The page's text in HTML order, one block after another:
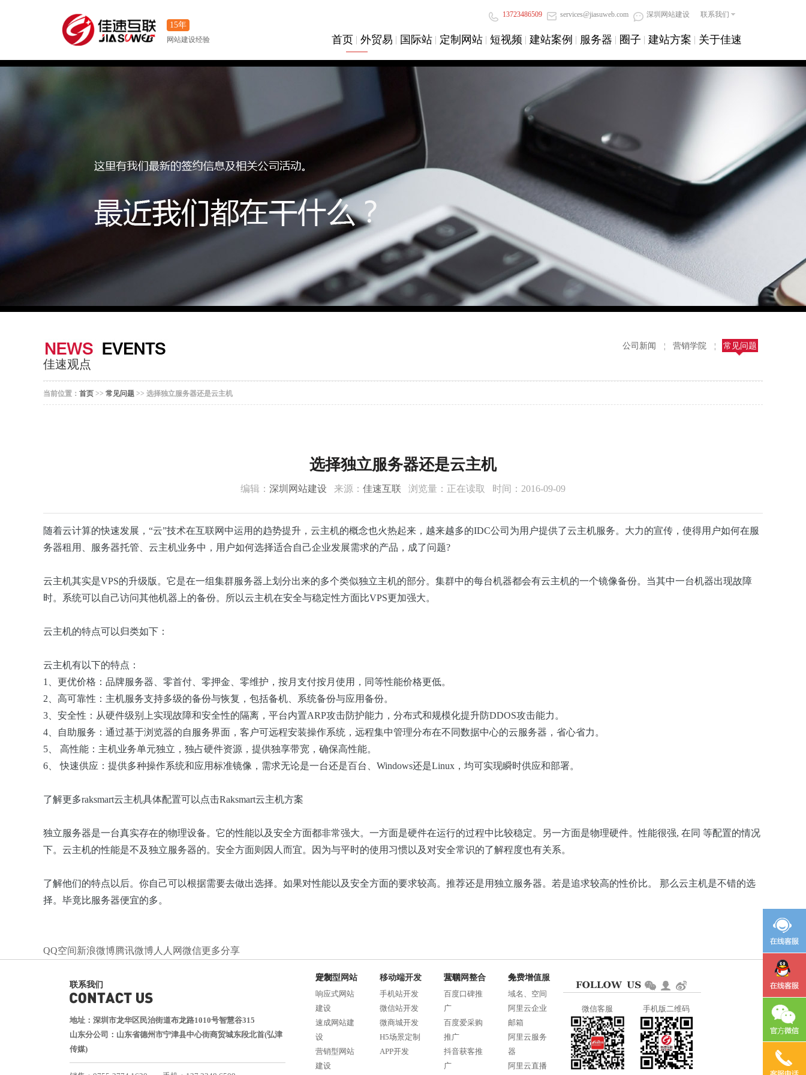
15年
网站建设经验
13723486509 services@jiasuweb.com 深圳网站建设 联系我们
首页 外贸易 国际站 定制网站 短视频 建站案例 服务器 圈子 建站方案 关于佳速
佳速观点
公司新闻 ¦ 营销学院 ¦ 常见问题
当前位置： 首页 >> 常见问题 >> 选择独立服务器还是云主机
选择独立服务器还是云主机
编辑： 深圳网站建设 来源： 佳速互联 浏览量： 正在读取 时间：2016-09-09
随着云计算的快速发展，“云”技术在互联网中运用的趋势提升，云主机的概念也火热起来，越来越多的IDC公司为用户提供了云主机服务。大力的宣传，使得用户如何在服
务器租用、服务器托管、云主机业务中，用户如何选择适合自己企业发展需求的产品，成了问题?
云主机其实是VPS的升级版。它是在一组集群服务器上划分出来的多个类似独立主机的部分。集群中的每台机器都会有云主机的一个镜像备份。当其中一台机器出现故障
时。系统可以自己访问其他机器上的备份。所以云主机在安全与稳定性方面比VPS更加强大。
云主机的特点可以归类如下：
云主机有以下的特点：
1、更优价格：品牌服务器、零首付、零押金、零维护，按月支付按月使用，同等性能价格更低。
2、高可靠性：主机服务支持多级的备份与恢复，包括备机、系统备份与应用备份。
3、安全性：从硬件级别上实现故障和安全性的隔离，平台内置ARP攻击防护能力，分布式和规模化提升防DDOS攻击能力。
4、自助服务：通过基于浏览器的自服务界面，客户可远程安装操作系统，远程集中管理分布在不同数据中心的云服务器，省心省力。
5、
高性能：主机业务单元独立，独占硬件资源，提供独享带宽，确保高性能。
6、
快速供应：提供多种操作系统和应用标准镜像，需求无论是一台还是百台、Windows还是Linux，均可实现瞬时供应和部署。
了解更多raksmart云主机具体配置可以点击Raksmart云主机方案
独立服务器是一台真实存在的物理设备。它的性能以及安全方面都非常强大。一方面是硬件在运行的过程中比较稳定。另一方面是物理硬件。性能很强, 在同 等配置的情况
下。云主机的性能是不及独立服务器的。安全方面则因人而宜。因为与平时的使用习惯以及对安全常识的了解程度也有关系。
了解他们的特点以后。你自己可以根据需要去做出选择。如果对性能以及安全方面的要求较高。推荐还是用独立服务器。若是追求较高的性价比。 那么云主机是不错的选
择。毕竟比服务器便宜的多。
QQ空间新浪微博腾讯微博 人人网微信更多分享
联系我们
地址：深圳市龙华区民治街道布龙路1010号智慧谷315
山东分公司：山东省德州市宁津县中心街商贸城东段北首(弘津
传媒)
定制型网站开发
响应式网站
建设
速成网站建
设
营销型网站
建设
移动端开发
手机站开发
微信站开发
微商城开发
H5场景定制
APP开发
互联网整合营销
百度口碑推
广
百度爱采购
推广
抖音获客推
广
免费增值服务
域名、空间
阿里云企业
邮箱
阿里云服务
器
阿里云直播
微信客服 手机版二维码